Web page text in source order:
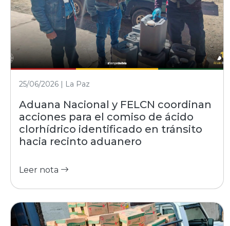
25/06/2026 | La Paz
Aduana Nacional y FELCN coordinan
acciones para el comiso de ácido
clorhídrico identificado en tránsito
hacia recinto aduanero
Leer nota